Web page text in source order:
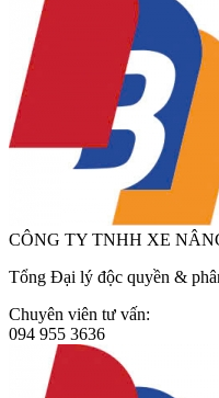
CÔNG TY TNHH XE
Tổng Đại lý độc quyền &
Chuyên viên tư vấn:
094 955 3636